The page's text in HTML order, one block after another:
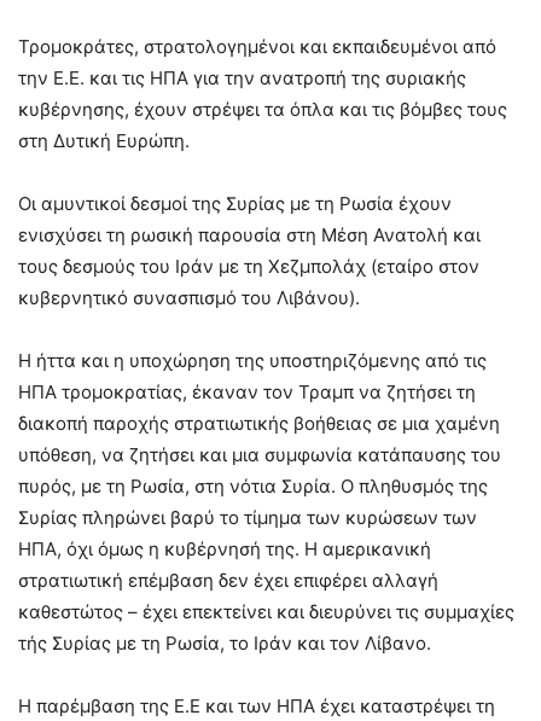
Τρομοκράτες, στρατολογημένοι και εκπαιδευμένοι από
την Ε.Ε. και τις ΗΠΑ για την ανατροπή της συριακής
κυβέρνησης, έχουν στρέψει τα όπλα και τις βόμβες τους
στη Δυτική Ευρώπη.
Οι αμυντικοί δεσμοί της Συρίας με τη Ρωσία έχουν
ενισχύσει τη ρωσική παρουσία στη Μέση Ανατολή και
τους δεσμούς του Ιράν με τη Χεζμπολάχ (εταίρο στον
κυβερνητικό συνασπισμό του Λιβάνου).
Η ήττα και η υποχώρηση της υποστηριζόμενης από τις
ΗΠΑ τρομοκρατίας, έκαναν τον Τραμπ να ζητήσει τη
διακοπή παροχής στρατιωτικής βοήθειας σε μια χαμένη
υπόθεση, να ζητήσει και μια συμφωνία κατάπαυσης του
πυρός, με τη Ρωσία, στη νότια Συρία. Ο πληθυσμός της
Συρίας πληρώνει βαρύ το τίμημα των κυρώσεων των
ΗΠΑ, όχι όμως η κυβέρνησή της. Η αμερικανική
στρατιωτική επέμβαση δεν έχει επιφέρει αλλαγή
καθεστώτος – έχει επεκτείνει και διευρύνει τις συμμαχίες
τής Συρίας με τη Ρωσία, το Ιράν και τον Λίβανο.
Η παρέμβαση της Ε.Ε και των ΗΠΑ έχει καταστρέψει τη